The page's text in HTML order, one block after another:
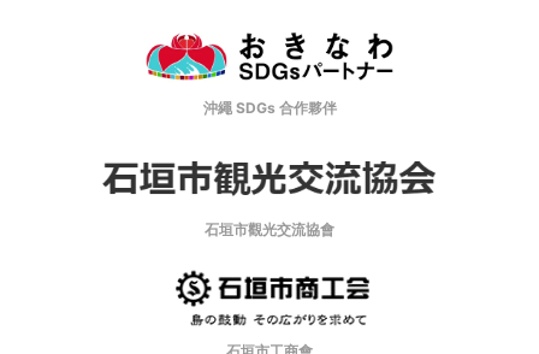
沖繩 SDGs 合作夥伴
石垣市觀光交流協會